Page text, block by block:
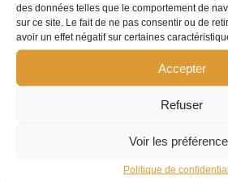
des données telles que le comportement de
sur ce site. Le fait de ne pas consentir ou de
avoir un effet négatif sur certaines
Accepter
Refuser
Voir les
Politique de
Enregistrer mon nom, mon e-